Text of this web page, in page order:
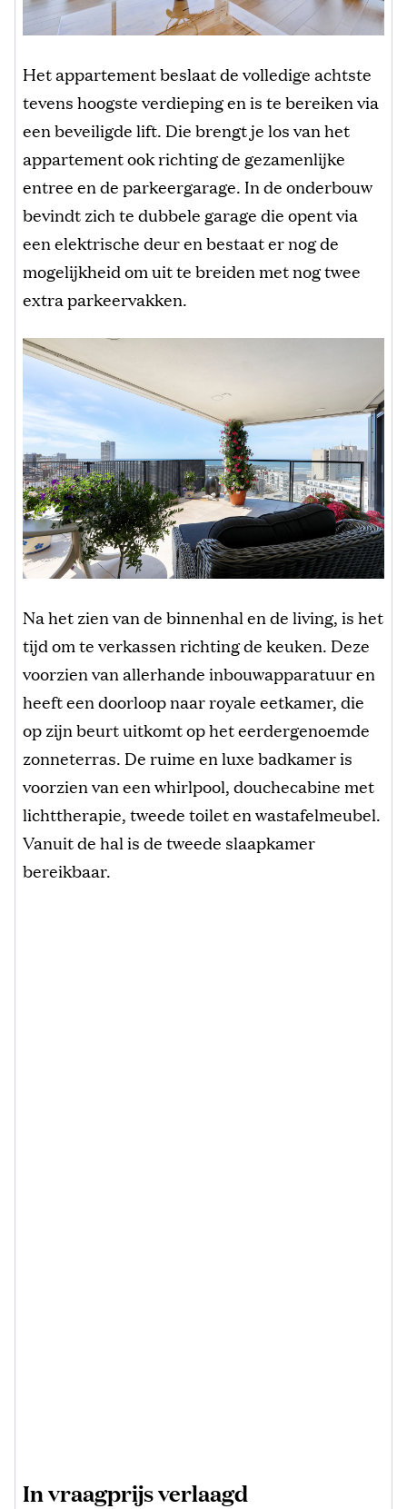
Het appartement beslaat de volledige achtste
tevens hoogste verdieping en is te bereiken via
een beveiligde lift. Die brengt je los van het
appartement ook richting de gezamenlijke
entree en de parkeergarage. In de onderbouw
bevindt zich te dubbele garage die opent via
een elektrische deur en bestaat er nog de
mogelijkheid om uit te breiden met nog twee
extra parkeervakken.
Na het zien van de binnenhal en de living, is het
tijd om te verkassen richting de keuken. Deze
voorzien van allerhande inbouwapparatuur en
heeft een doorloop naar royale eetkamer, die
op zijn beurt uitkomt op het eerdergenoemde
zonneterras. De ruime en luxe badkamer is
voorzien van een whirlpool, douchecabine met
lichttherapie, tweede toilet en wastafelmeubel.
Vanuit de hal is de tweede slaapkamer
bereikbaar.
In vraagprijs verlaagd